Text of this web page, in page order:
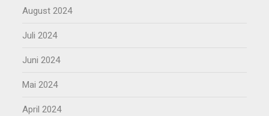
August 2024
Juli 2024
Juni 2024
Mai 2024
April 2024